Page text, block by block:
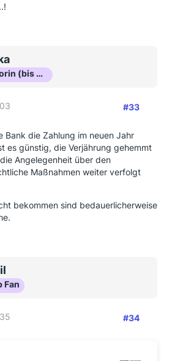
Moderatorin (bis Okt 16)
#33
Bank die Zahlung im neuen Jahr
es günstig, die Verjährung gehemmt
Angelegenheit über den
Maßnahmen weiter verfolgt
bekommen sind bedauerlicherweise
Fan
#34